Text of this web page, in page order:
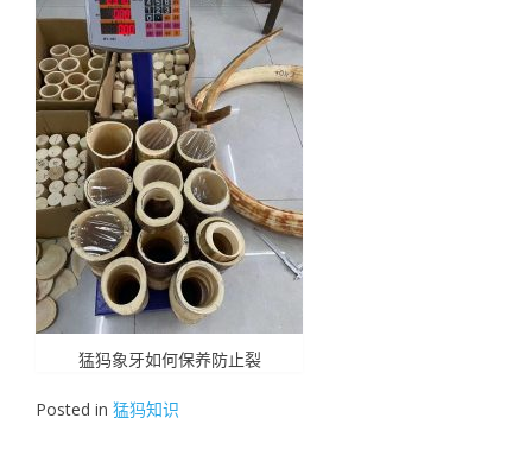
猛犸象牙如何保养防止裂
Posted in 猛犸知识